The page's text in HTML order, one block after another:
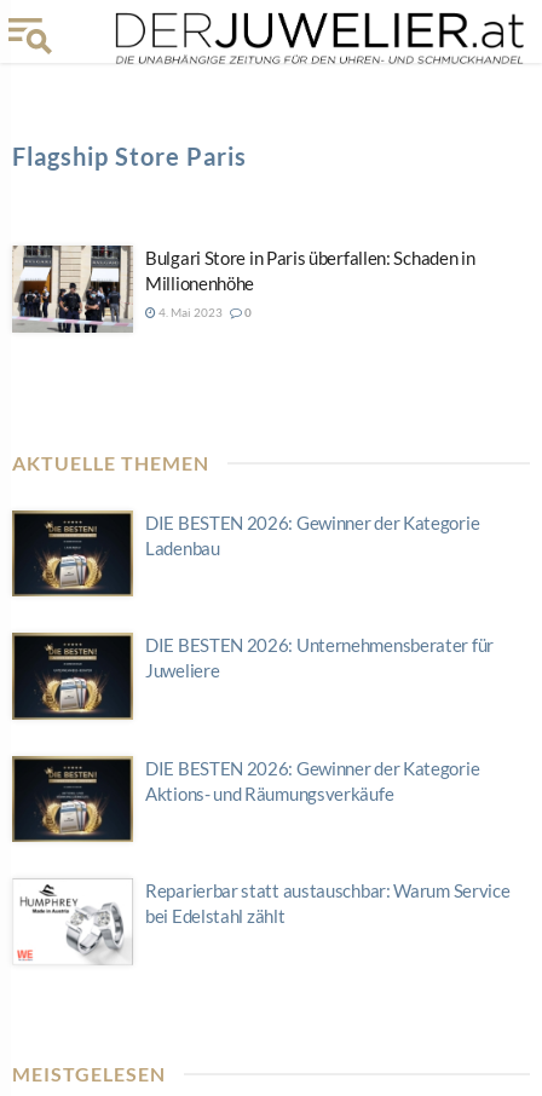
Flagship Store Paris
Bulgari Store in Paris überfallen: Schaden in
Millionenhöhe
4. Mai 2023 0
AKTUELLE THEMEN
DIE BESTEN 2026: Gewinner der Kategorie
Ladenbau
DIE BESTEN 2026: Unternehmensberater für
Juweliere
DIE BESTEN 2026: Gewinner der Kategorie
Aktions- und Räumungsverkäufe
Reparierbar statt austauschbar: Warum Service
bei Edelstahl zählt
MEISTGELESEN